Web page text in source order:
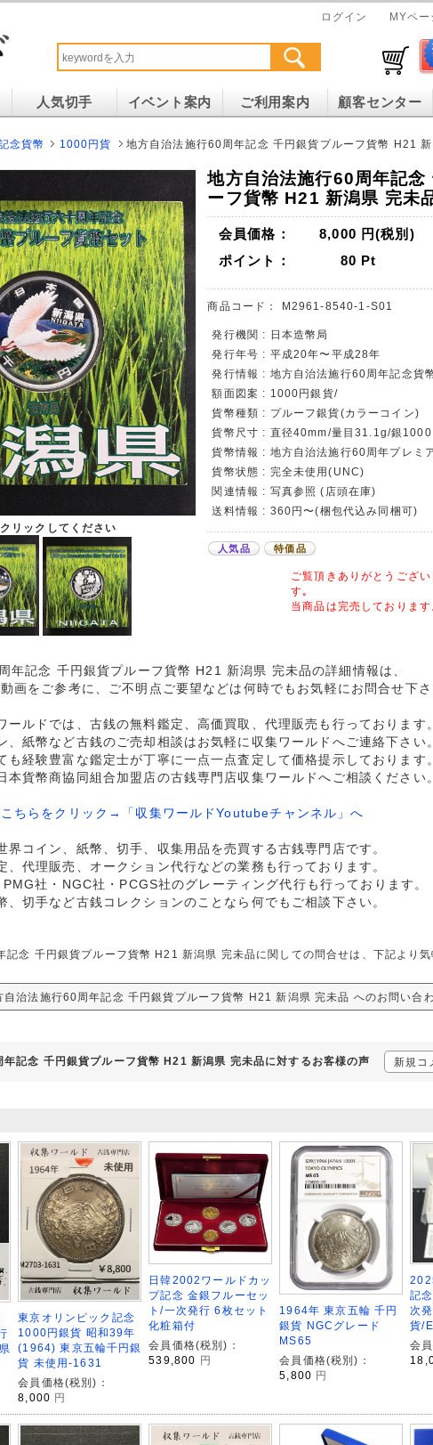
ログイン MYペー
人気切手 イベント案内 ご利用案内 顧客センター
念貨幣 1000円貨 地方自治法施行60周年記念 千円銀貨プルーフ貨幣 H21
リックしてください
地方自治法施行60周年記念
ーフ貨幣 H21 新潟県 完未
会員価格： 8,000 円(税別)
ポイント：
80 Pt
商品コード： M2961-8540-1-S01
発行機関 : 日本造幣局
発行年号 : 平成20年〜平成28年
発行情報 : 地方自治法施行60周年記念貨
額面図案 : 1000円銀貨/
貨幣種類 : プルーフ銀貨(カラーコイン)
貨幣尺寸 : 直径40mm/量目31.1g/銀1000
貨幣情報 : 地方自治法施行60周年プレミ
貨幣状態 : 完全未使用(UNC)
関連情報 : 写真参照 (店頭在庫)
送料情報 : 360円〜(梱包代込み同梱可)
人気品 特価品
ご覧頂きありがとうござい
す｡
当商品は完売しております
年記念 千円銀貨プルーフ貨幣 H21 新潟県 完未品の詳細情報は、
画をご参考に、ご不明点ご要望などは何時でもお気軽にお問合せ下さ
ールドでは、古銭の無料鑑定、高価買取、代理販売も行っております。
、紙幣など古銭のご売却相談はお気軽に収集ワールドへご連絡下さい。
も経験豊富な鑑定士が丁寧に一点一点査定して価格提示しております。
本貨幣商協同組合加盟店の古銭専門店収集ワールドへご相談ください。
ちらをクリック→「収集ワールドYoutubeチャンネル」へ
界コイン、紙幣、切手、収集用品を売買する古銭専門店です。
、代理販売、オークション代行などの業務も行っております。
社・NGC社・PCGS社のグレーティング代行も行っております。
、切手など古銭コレクションのことなら何でもご相談下さい。
記念 千円銀貨プルーフ貨幣 H21 新潟県 完未品に関しての問合せは、下記より気
自治法施行60周年記念 千円銀貨プルーフ貨幣 H21 新潟県 完未品 へのお問い合
記念 千円銀貨プルーフ貨幣 H21 新潟県 完未品に対するお客様の声 新規コ
東京オリンピック記念
1000円銀貨 昭和39年
(1964) 東京五輪千円銀
貨 未使用-1631
会員価格(税別)：
8,000 円
日韓2002ワールドカッ
プ記念 金銀フルーセッ
ト/一次発行 6枚セット
化粧箱付
会員価格(税別)：
539,800
円
1964年 東京五輪 千円
銀貨 NGCグレード
MS65
会員価格(税別)：
5,800 円
記
次
貨/
会